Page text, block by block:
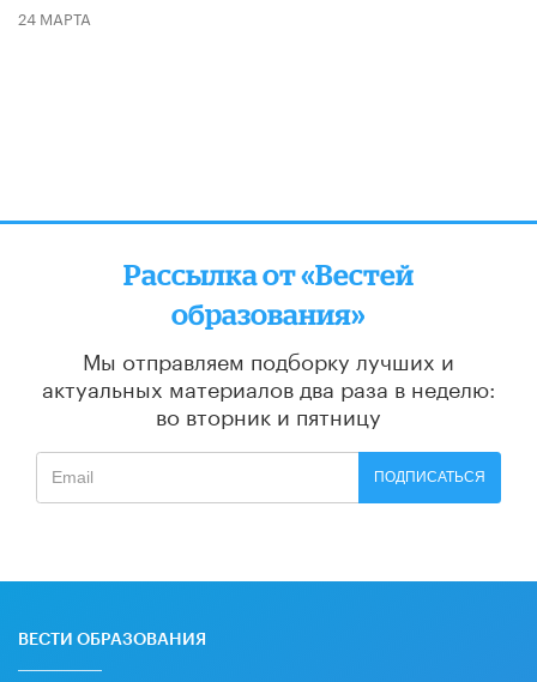
24 МАРТА
Рассылка от «Вестей
образования»
Мы отправляем подборку лучших и
актуальных материалов два раза в неделю:
во вторник и пятницу
ПОДПИСАТЬСЯ
ВЕСТИ ОБРАЗОВАНИЯ